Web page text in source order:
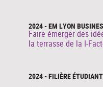
2024 - EM LYON
Faire émerger des
la terrasse de la I-
2024 - FILIÈRE